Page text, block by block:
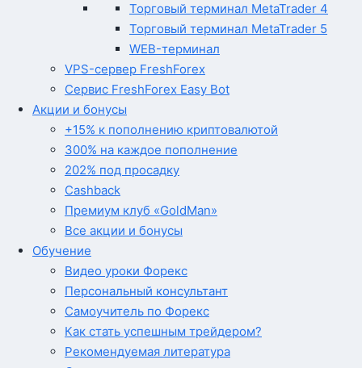
Торговый терминал MetaTrader 4
Торговый терминал MetaTrader 5
WEB-терминал
VPS-сервер FreshForex
Сервис FreshForex Easy Bot
Акции и бонусы
+15% к пополнению криптовалютой
300% на каждое пополнение
202% под просадку
Cashback
Премиум клуб «GoldMan»
Все акции и бонусы
Обучение
Видео уроки Форекс
Персональный консультант
Самоучитель по Форекс
Как стать успешным трейдером?
Рекомендуемая литература